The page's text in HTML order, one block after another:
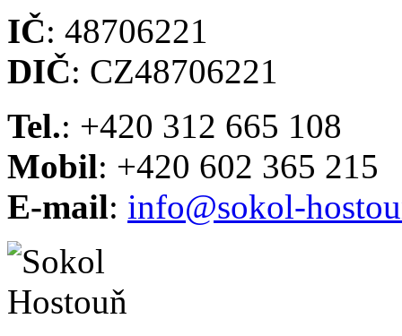
IČ: 48706221
DIČ: CZ48706221
Tel.: +420 312 665 108
Mobil: +420 602 365 215
E-mail: info@sokol-